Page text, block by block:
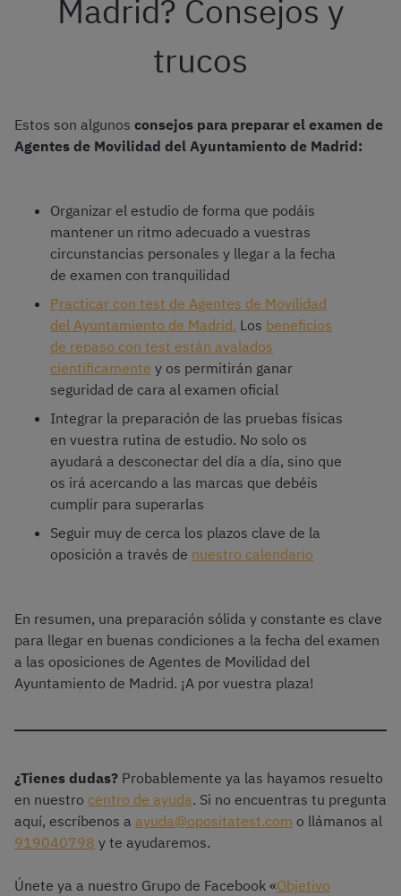
Madrid? Consejos y
trucos
Estos son algunos consejos para preparar el examen de
Agentes de Movilidad del Ayuntamiento de Madrid:
Organizar el estudio de forma que podáis
mantener un ritmo adecuado a vuestras
circunstancias personales y llegar a la fecha
de examen con tranquilidad
Practicar con test de Agentes de Movilidad
del Ayuntamiento de Madrid. Los beneficios
de repaso con test están avalados
científicamente y os permitirán ganar
seguridad de cara al examen oficial
Integrar la preparación de las pruebas físicas
en vuestra rutina de estudio. No solo os
ayudará a desconectar del día a día, sino que
os irá acercando a las marcas que debéis
cumplir para superarlas
Seguir muy de cerca los plazos clave de la
oposición a través de nuestro calendario
En resumen, una preparación sólida y constante es clave
para llegar en buenas condiciones a la fecha del examen
a las oposiciones de Agentes de Movilidad del
Ayuntamiento de Madrid. ¡A por vuestra plaza!
¿Tienes dudas? Probablemente ya las hayamos resuelto
en nuestro centro de ayuda. Si no encuentras tu pregunta
aquí, escríbenos a ayuda@opositatest.com o llámanos al
919040798 y te ayudaremos.
Únete ya a nuestro Grupo de Facebook «Objetivo